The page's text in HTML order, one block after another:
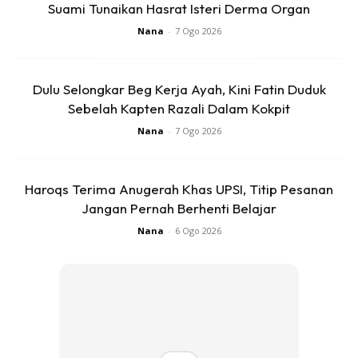
Suami Tunaikan Hasrat Isteri Derma Organ
Nana - 7 Ogo 2026
Dulu Selongkar Beg Kerja Ayah, Kini Fatin Duduk
Sebelah Kapten Razali Dalam Kokpit
Nana - 7 Ogo 2026
Haroqs Terima Anugerah Khas UPSI, Titip Pesanan
Jangan Pernah Berhenti Belajar
Nana - 6 Ogo 2026